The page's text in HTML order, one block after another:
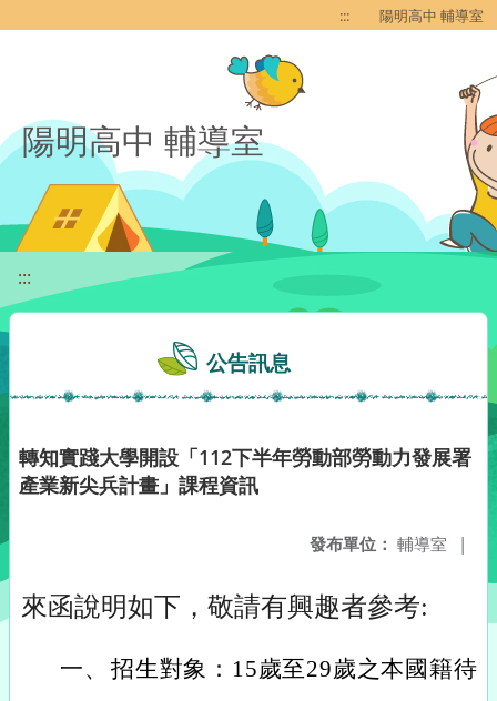
::: 陽明高中 輔導室
陽明高中 輔導室
:::
公告訊息
轉知實踐大學開設「112下半年勞動部勞動力發展署
產業新尖兵計畫」課程資訊
發布單位： 輔導室 |
來函說明如下，敬請有興趣者參考:
一、 招生對象：15歲至29歲之本國籍待